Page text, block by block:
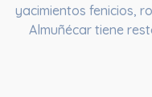
yacimientos fenicios,
Almuñécar tiene